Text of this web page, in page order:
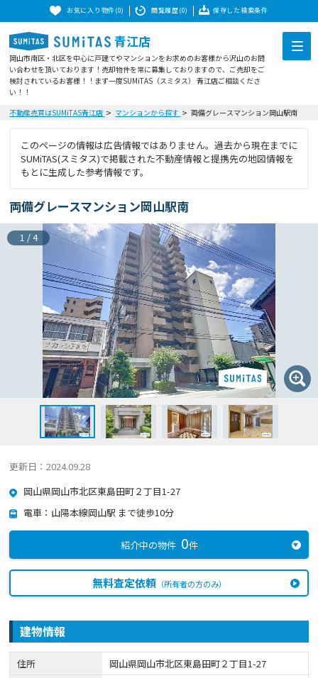
お気に入り物件(0) 閲覧履歴(0) 保存した検索条件
青江店
岡山市南区・北区を中心に戸建てやマンションをお求めのお客様から沢山のお問
い合わせを頂いております！売却物件を常に募集しておりますので、ご売却をご
検討されているお客様！！まず一度SUMiTAS（スミタス） 青江店ご相談くださ
い！！
不動産売買はSUMiTAS青江店
マンションから探す 両備グレースマンション岡山駅南
このページの情報は広告情報ではありません。過去から現在までに
SUMiTAS(スミタス)で掲載された不動産情報と提携先の地図情報を
もとに生成した参考情報です。
両備グレースマンション岡山駅南
1 /4
更新日：2024.09.28
岡山県岡山市北区東島田町２丁目1-27
電車：山陽本線岡山駅 まで徒歩10分
紹介中の物件 0件
無料査定依頼（所有者の方のみ）
建物情報
住所
岡山県岡山市北区東島田町２丁目1-27